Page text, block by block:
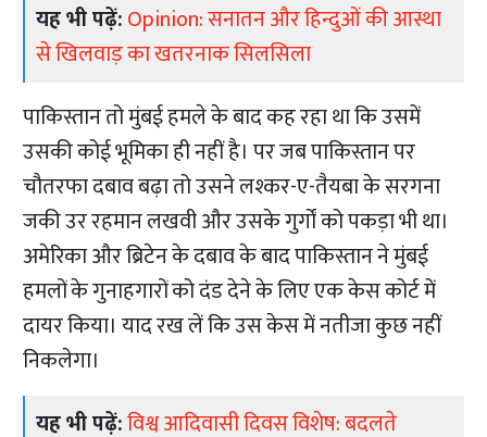
यह भी पढ़ें:Opinion: सनातन और हिन्दुओं की आस्था
से खिलवाड़ का खतरनाक सिलसिला
पाकिस्तान तो मुंबई हमले के बाद कह रहा था कि उसमें
उसकी कोई भूमिका ही नहीं है। पर जब पाकिस्तान पर
चौतरफा दबाव बढ़ा तो उसने लश्कर-ए-तैयबा के सरगना
जकी उर रहमान लखवी और उसके गुर्गों को पकड़ा भी था।
अमेरिका और ब्रिटेन के दबाव के बाद पाकिस्तान ने मुंबई
हमलों के गुनाहगारों को दंड देने के लिए एक केस कोर्ट में
दायर किया। याद रख लें कि उस केस में नतीजा कुछ नहीं
निकलेगा।
यह भी पढ़ें:विश्व आदिवासी दिवस विशेष: बदलते